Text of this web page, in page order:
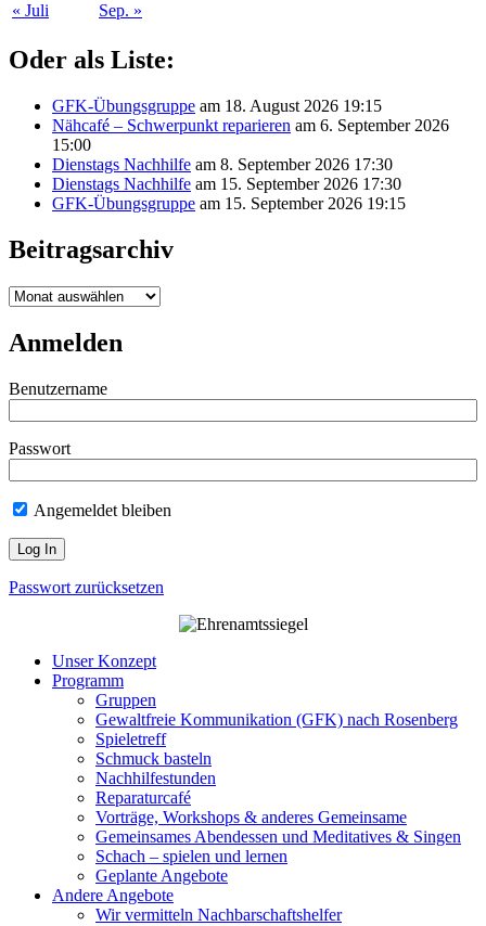
« Juli
Sep. »
Oder als Liste:
GFK-Übungsgruppe am 18. August 2026 19:15
Nähcafé – Schwerpunkt reparieren am 6. September 2026
15:00
Dienstags Nachhilfe am 8. September 2026 17:30
Dienstags Nachhilfe am 15. September 2026 17:30
GFK-Übungsgruppe am 15. September 2026 19:15
Beitragsarchiv
Beitragsarchiv
Anmelden
Benutzername
Passwort
Angemeldet bleiben
Passwort zurücksetzen
Unser Konzept
Programm
Gruppen
Gewaltfreie Kommunikation (GFK) nach Rosenberg
Spieletreff
Schmuck basteln
Nachhilfestunden
Reparaturcafé
Vorträge, Workshops & anderes Gemeinsame
Gemeinsames Abendessen und Meditatives & Singen
Schach – spielen und lernen
Geplante Angebote
Andere Angebote
Wir vermitteln Nachbarschaftshelfer